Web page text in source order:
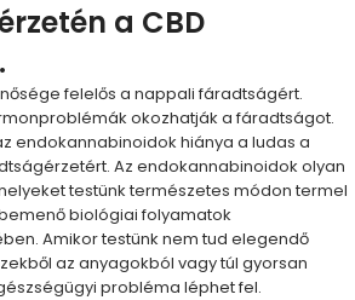
a CBD
felelős a nappali fáradtságért.
okozhatják a fáradtságot.
endokannabinoidok hiánya a ludas a
Az endokannabinoidok olyan
testünk természetes módon termel
biológiai folyamatok
Amikor testünk nem tud elegendő
az anyagokból vagy túl gyorsan
probléma léphet fel.